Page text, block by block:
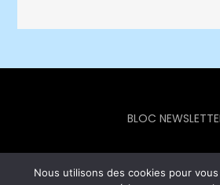
l’article
BLOC
Nous utilisons des cookies pour